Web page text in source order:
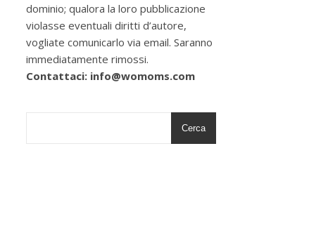
dominio; qualora la loro pubblicazione
violasse eventuali diritti d’autore,
vogliate comunicarlo via email. Saranno
immediatamente rimossi.
Contattaci: info@womoms.com
Cerca